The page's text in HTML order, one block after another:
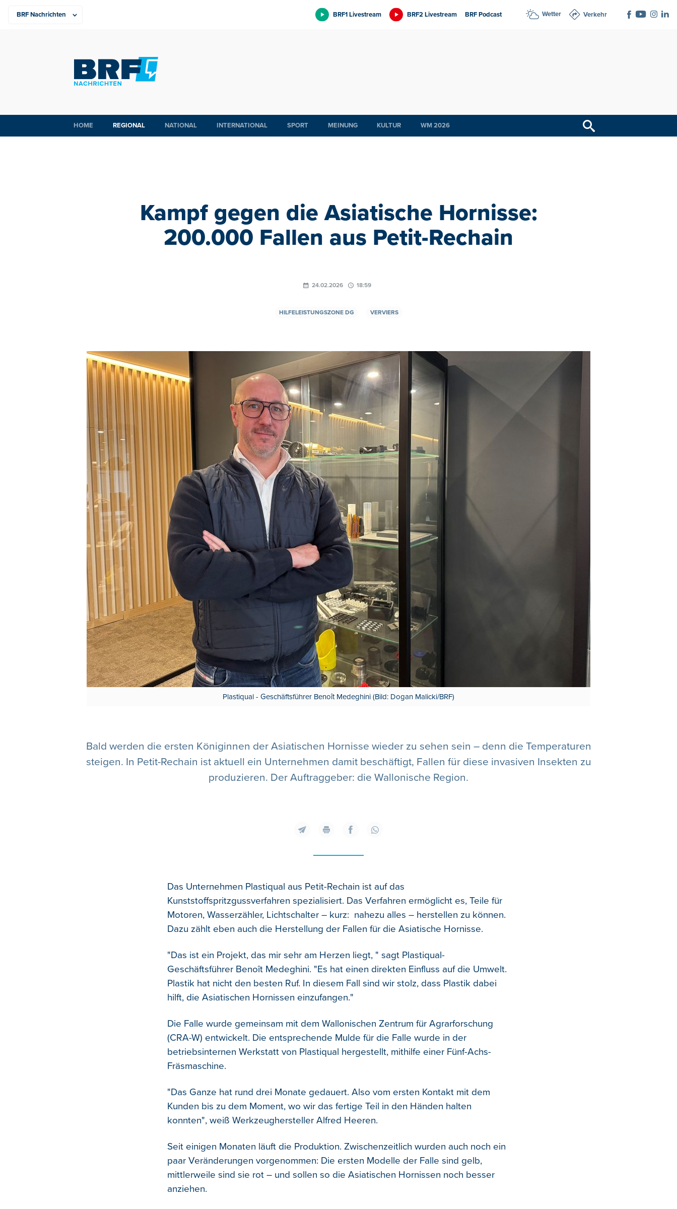
BRF1 Livestream BRF2 Livestream BRF Podcast Wetter Verkehr
HOME REGIONAL NATIONAL INTERNATIONAL SPORT MEINUNG KULTUR WM 2026
Kampf gegen die Asiatische Hornisse:
200.000 Fallen aus Petit-Rechain
24.02.2026 18:59
HILFELEISTUNGSZONE DG VERVIERS
Plastiqual - Geschäftsführer Benoît Medeghini (Bild: Dogan Malicki/BRF)
Bald werden die ersten Königinnen der Asiatischen Hornisse wieder zu sehen sein – denn die Temperaturen
steigen. In Petit-Rechain ist aktuell ein Unternehmen damit beschäftigt, Fallen für diese invasiven Insekten zu
produzieren. Der Auftraggeber: die Wallonische Region.
Das Unternehmen Plastiqual aus Petit-Rechain ist auf das
Kunststoffspritzgussverfahren spezialisiert. Das Verfahren ermöglicht es, Teile für
Motoren, Wasserzähler, Lichtschalter – kurz: nahezu alles – herstellen zu können.
Dazu zählt eben auch die Herstellung der Fallen für die Asiatische Hornisse.
"Das ist ein Projekt, das mir sehr am Herzen liegt, " sagt Plastiqual-
Geschäftsführer Benoît Medeghini. "Es hat einen direkten Einfluss auf die Umwelt.
Plastik hat nicht den besten Ruf. In diesem Fall sind wir stolz, dass Plastik dabei
hilft, die Asiatischen Hornissen einzufangen."
Die Falle wurde gemeinsam mit dem Wallonischen Zentrum für Agrarforschung
(CRA-W) entwickelt. Die entsprechende Mulde für die Falle wurde in der
betriebsinternen Werkstatt von Plastiqual hergestellt, mithilfe einer Fünf-Achs-
Fräsmaschine.
"Das Ganze hat rund drei Monate gedauert. Also vom ersten Kontakt mit dem
Kunden bis zu dem Moment, wo wir das fertige Teil in den Händen halten
konnten", weiß Werkzeughersteller Alfred Heeren.
Seit einigen Monaten läuft die Produktion. Zwischenzeitlich wurden auch noch ein
paar Veränderungen vorgenommen: Die ersten Modelle der Falle sind gelb,
mittlerweile sind sie rot – und sollen so die Asiatischen Hornissen noch besser
anziehen.